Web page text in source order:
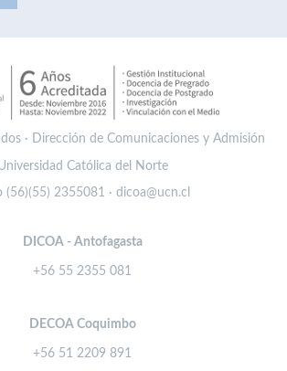
· Dirección de Comunicaciones y Admisión
Católica del Norte
(56)(55) 2355081 · dicoa@ucn.cl
DICOA - Antofagasta
+56 55 2355 081
DECOA Coquimbo
+56 51 2209 891